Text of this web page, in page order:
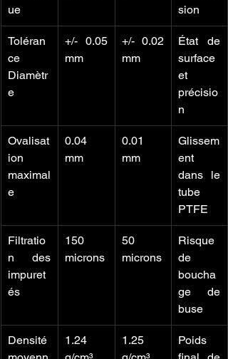
ue
sion
Toléran
ce
Diamètr
e
+/- 0.05
mm
+/- 0.02
mm
État de
surface
et
précisio
n
Ovalisat
ion
maximal
e
0.04
mm
0.01
mm
Glissem
ent
dans le
tube
PTFE
Filtratio
n des
impuret
és
150
microns
50
microns
Risque
de
boucha
ge de
buse
Densité
1.24
1.25
Poids